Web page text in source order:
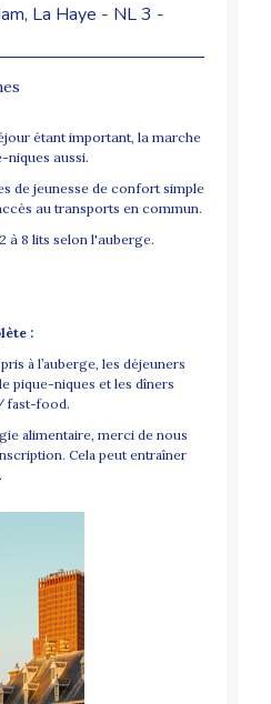
La Haye - NL 3 -
étant important, la marche
niques aussi.
de jeunesse de confort simple
au transports en commun.
à 8 lits selon l'auberge.
:
à l’auberge, les déjeuners
pique-niques et les dîners
fast-food.
alimentaire, merci de nous
Cela peut entraîner